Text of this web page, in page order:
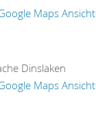
Maps Ansicht
Dinslaken
Maps Ansicht